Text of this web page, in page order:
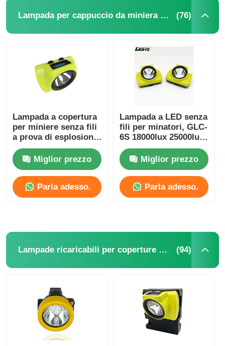
Lampada per cappuccio da miniera senza fili (76)
Lampada a copertura
per miniere senza fili
a prova di esplosione
25000 Lux LED
impermeabile IP68
Miglior prezzo
Parla adesso.
Lampada a LED senza
fili per minatori, GLC-
6S 18000lux 25000lux
Lampada di sicurezza
per minatori
Miglior prezzo
Parla adesso.
Lampade ricaricabili per coperture minerarie (94)